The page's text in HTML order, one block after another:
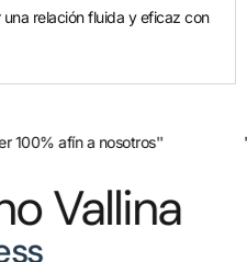
relación fluida y eficaz con
más adelantados que las